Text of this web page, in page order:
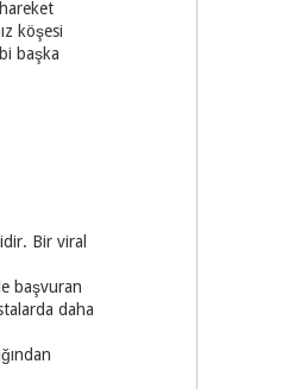
köşesi
başka
Bir viral
başvuran
daha